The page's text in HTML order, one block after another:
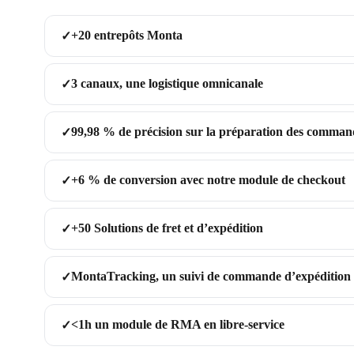
✓+20 entrepôts Monta
✓3 canaux, une logistique omnicanale
✓99,98 % de précision sur la préparation des
✓+6 % de conversion avec notre module de checkout
✓+50 Solutions de fret et d’expédition
✓MontaTracking, un suivi de commande d’expédition
✓<1h un module de RMA en libre-service